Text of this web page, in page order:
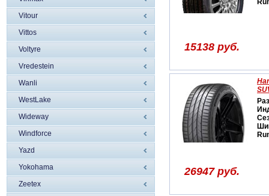
Vitour
Vittos
Voltyre
Vredestein
Wanli
WestLake
Wideway
Windforce
Yazd
Yokohama
Zeetex
15138 руб.
26947 руб.